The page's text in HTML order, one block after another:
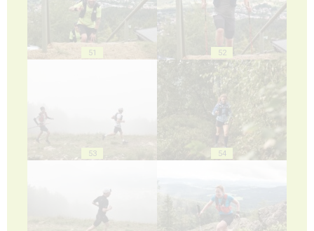
51 52
53 54